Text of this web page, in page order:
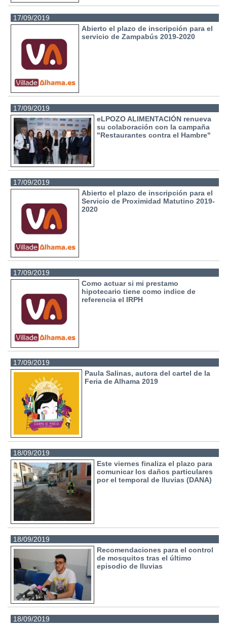
17/09/2019
Abierto el plazo de inscripción para el
servicio de Zampabús 2019-2020
17/09/2019
eLPOZO ALIMENTACIÓN renueva
su colaboración con la campaña
"Restaurantes contra el Hambre"
17/09/2019
Abierto el plazo de inscripción para el
Servicio de Proximidad Matutino 2019-
2020
17/09/2019
Como actuar si mi prestamo
hipotecario tiene como indice de
referencia el IRPH
17/09/2019
Paula Salinas, autora del cartel de la
Feria de Alhama 2019
18/09/2019
Este viernes finaliza el plazo para
comunicar los daños particulares
por el temporal de lluvias (DANA)
18/09/2019
Recomendaciones para el control
de mosquitos tras el último
episodio de lluvias
18/09/2019